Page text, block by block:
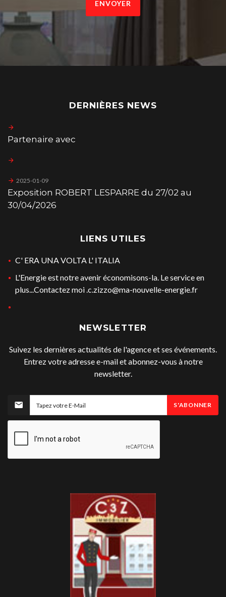
ENVOYER
DERNIÈRES NEWS
Partenaire avec
2025-01-09
Exposition ROBERT LESPARRE du 27/02 au
30/04/2026
LIENS UTILES
C' ERA UNA VOLTA L' ITALIA
L'Energie est notre avenir économisons-la. Le service en
plus...Contactez moi .c.zizzo@ma-nouvelle-energie.fr
NEWSLETTER
Suivez les dernières actualités de l'agence et ses événements.
Entrez votre adresse e-mail et abonnez-vous à notre
newsletter.
S'ABONNER